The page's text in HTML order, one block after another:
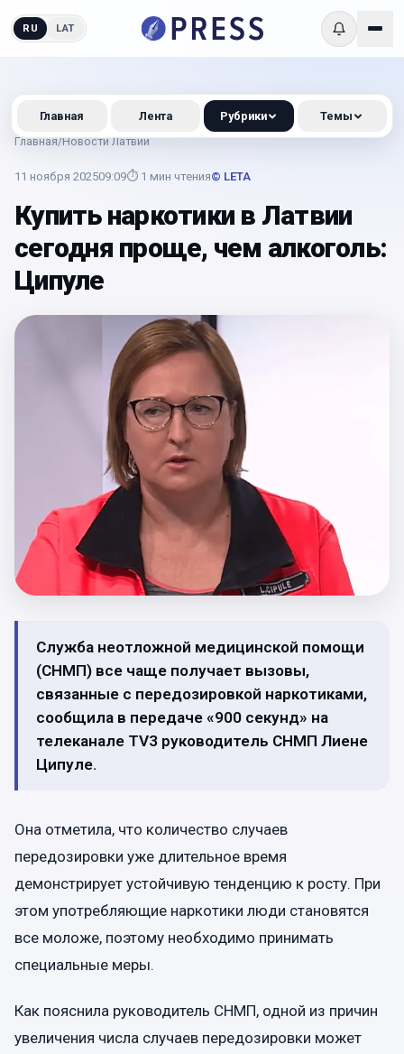
RU LAT
Главная/Новости Латвии
11 ноября 202509:09⏱ 1 мин чтения© LETA
Купить наркотики в Латвии
сегодня проще, чем алкоголь:
Ципуле
Служба неотложной медицинской помощи
(СНМП) все чаще получает вызовы,
связанные с передозировкой наркотиками,
сообщила в передаче «900 секунд» на
телеканале TV3 руководитель СНМП Лиене
Ципуле.
Она отметила, что количество случаев
передозировки уже длительное время
демонстрирует устойчивую тенденцию к росту. При
этом употребляющие наркотики люди становятся
все моложе, поэтому необходимо принимать
специальные меры.
Как пояснила руководитель СНМП, одной из причин
увеличения числа случаев передозировки может
Главная Лента Рубрики Темы